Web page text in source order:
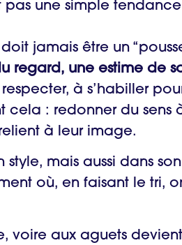
pas une simple
jamais être un
regard, une estime de
à s’habiller
cela : redonner du sens
à leur image.
mais aussi dans son
où, en faisant le tri,
voire aux aguets devient